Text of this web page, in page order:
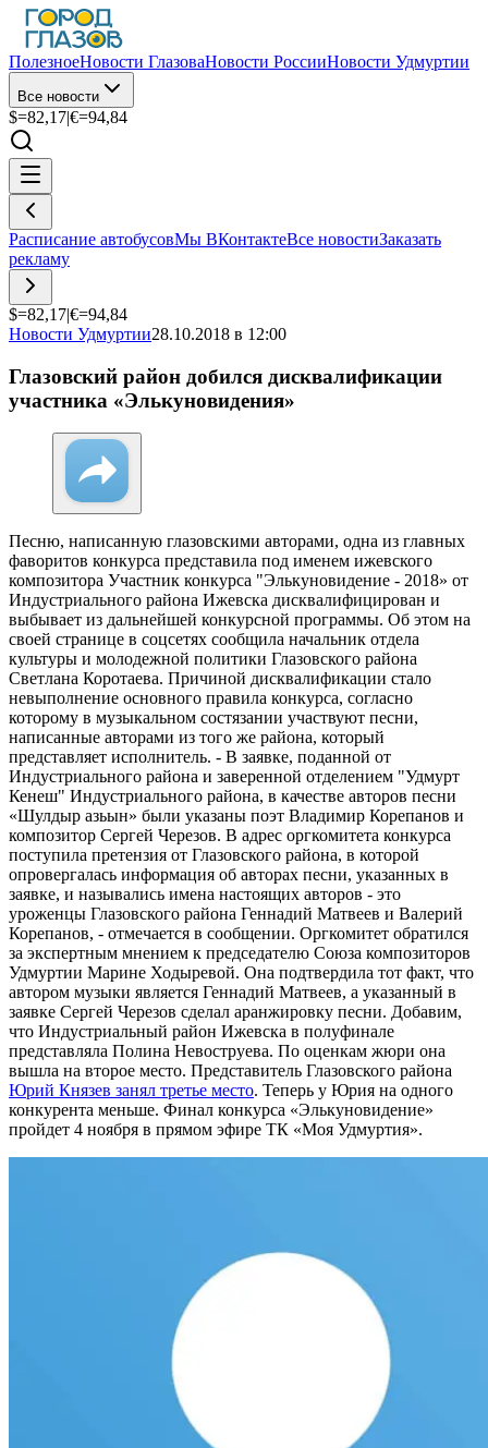
ПолезноеНовости ГлазоваНовости РоссииНовости Удмуртии
Все новости
$=82,17|€=94,84
Расписание автобусовМы ВКонтактеВсе новостиЗаказать
рекламу
$=82,17|€=94,84
Новости Удмуртии28.10.2018 в 12:00
Глазовский район добился дисквалификации
участника «Элькуновидения»
Песню, написанную глазовскими авторами, одна из главных
фаворитов конкурса представила под именем ижевского
композитора Участник конкурса "Элькуновидение - 2018» от
Индустриального района Ижевска дисквалифицирован и
выбывает из дальнейшей конкурсной программы. Об этом на
своей странице в соцсетях сообщила начальник отдела
культуры и молодежной политики Глазовского района
Светлана Коротаева. Причиной дисквалификации стало
невыполнение основного правила конкурса, согласно
которому в музыкальном состязании участвуют песни,
написанные авторами из того же района, который
представляет исполнитель. - В заявке, поданной от
Индустриального района и заверенной отделением "Удмурт
Кенеш" Индустриального района, в качестве авторов песни
«Шулдыр азьын» были указаны поэт Владимир Корепанов и
композитор Сергей Черезов. В адрес оргкомитета конкурса
поступила претензия от Глазовского района, в которой
опровергалась информация об авторах песни, указанных в
заявке, и назывались имена настоящих авторов - это
уроженцы Глазовского района Геннадий Матвеев и Валерий
Корепанов, - отмечается в сообщении. Оргкомитет обратился
за экспертным мнением к председателю Союза композиторов
Удмуртии Марине Ходыревой. Она подтвердила тот факт, что
автором музыки является Геннадий Матвеев, а указанный в
заявке Сергей Черезов сделал аранжировку песни. Добавим,
что Индустриальный район Ижевска в полуфинале
представляла Полина Невоструева. По оценкам жюри она
вышла на второе место. Представитель Глазовского района
Юрий Князев занял третье место. Теперь у Юрия на одного
конкурента меньше. Финал конкурса «Элькуновидение»
пройдет 4 ноября в прямом эфире ТК «Моя Удмуртия».